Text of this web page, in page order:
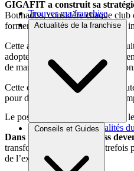
Trouver ma franchise
Actualités de la franchise
Brèves et actus Actualités
Conseils et Guides
GIGAFIT a construit sa
Bouhadba, considère chaque
forment un ensemble cohérent et
Cette approche holistique se
adopter un véritable état d’esprit
de marque et anticipe les
Cette capacité à prendre de la
pour développer de véritables
Le positionnement premium : un
Dans un marché du fitness
transformant ce qui était autrefois
de l’expérience proposée.